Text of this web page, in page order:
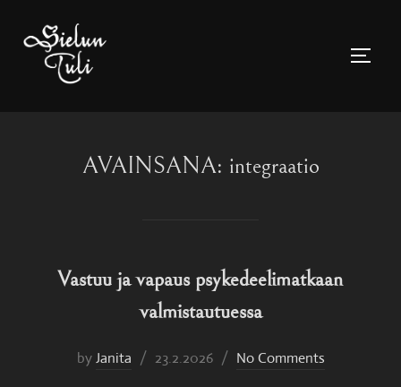
content
AVAINSANA: integraatio
Vastuu ja vapaus psykedeelimatkaan
valmistautuessa
byJanita
Posted
23.2.2026 No Comments